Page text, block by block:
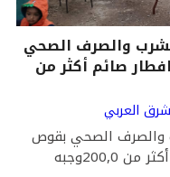
والصرف الصحي
صائم أكثر من
العربي
والصرف الصحي بقوص